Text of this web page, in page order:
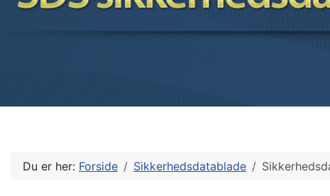
Du er her: Forside Sikkerhedsdatablade